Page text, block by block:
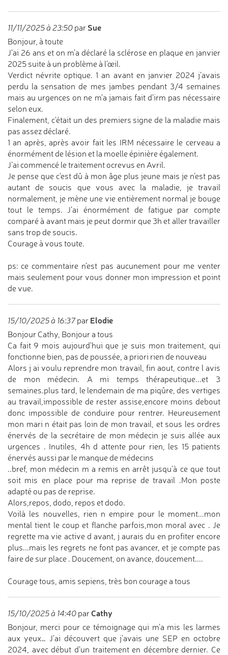
11/11/2025 à 23:50 par Sue
Bonjour, à toute
J’ai 26 ans et on m’a déclaré la sclérose en plaque en janvier
2025 suite à un problème à l’œil.
Verdict névrite optique. 1 an avant en janvier 2024 j’avais
perdu la sensation de mes jambes pendant 3/4 semaines
mais au urgences on ne m’a jamais fait d’irm pas nécessaire
selon eux.
Finalement, c’était un des premiers signe de la maladie mais
pas assez déclaré.
1 an après, après avoir fait les IRM nécessaire le cerveau a
énormément de lésion et la moelle épinière également.
J’ai commencé le traitement ocrevus en Avril.
Je pense que c’est dû à mon âge plus jeune mais je n’est pas
autant de soucis que vous avec la maladie, je travail
normalement, je mène une vie entièrement normal je bouge
tout le temps. J’ai énormément de fatigue par compte
comparé à avant mais je peut dormir que 3h et aller travailler
sans trop de soucis.
Courage à vous toute.
ps: ce commentaire n’est pas aucunement pour me venter
mais seulement pour vous donner mon impression et point
de vue.
15/10/2025 à 16:37par Elodie
Bonjour Cathy, Bonjour a tous
Ca fait 9 mois aujourd'hui que je suis mon traitement, qui
fonctionne bien, pas de poussée, a priori rien de nouveau
Alors j ai voulu reprendre mon travail, fin aout, contre l avis
de mon médecin. A mi temps thérapeutique...et 3
semaines.plus tard, le lendemain de ma piqûre, des vertiges
au travail,impossible de rester assise,encore moins debout
donc impossible de conduire pour rentrer. Heureusement
mon mari n était pas loin de mon travail, et sous les ordres
énervés de la secrétaire de mon médecin je suis allée aux
urgences . Inutiles, 4h d attente pour rien, les 15 patients
énervés aussi par le manque de médecins
..bref, mon médecin m a remis en arrêt jusqu'à ce que tout
soit mis en place pour ma reprise de travail .Mon poste
adapté ou pas de reprise.
Alors,repos, dodo, repos et dodo.
Voilà les nouvelles, rien n empire pour le moment...mon
mental tient le coup et flanche parfois,mon moral avec . Je
regrette ma vie active d avant, j aurais du en profiter encore
plus...mais les regrets ne font pas avancer, et je compte pas
faire de sur place . Doucement, on avance, doucement....
Courage tous, amis sepiens, très bon courage a tous
15/10/2025 à 14:40 par Cathy
Bonjour, merci pour ce témoignage qui m’a mis les larmes
aux yeux… J’ai découvert que j’avais une SEP en octobre
2024, avec début d’un traitement en décembre dernier. Ce